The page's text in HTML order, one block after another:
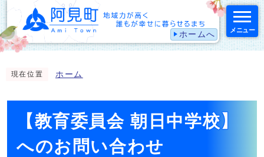
ホームへ メニュー
現在位置 ホーム
【教育委員会 朝日中学校】
へのお問い合わせ